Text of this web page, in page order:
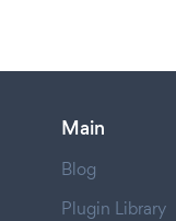
Main
Blog
Plugin Library